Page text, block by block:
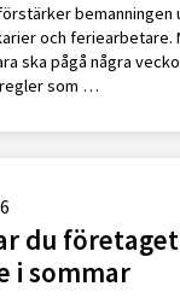
bemanningen
och feriearbetare.
ska pågå några
som …
du
i sommar